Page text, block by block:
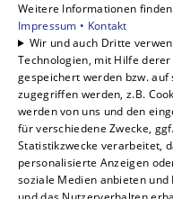
Gewerbekunden
Karriere
Unternehmen
Kontakt
Weitere Informationen
Impressum • Kontakt
Wir und auch Dritte
Technologien, mit Hilfe
gespeichert werden bzw.
zugegriffen werden, z.B.
werden von uns und den
für verschiedene Zwecke,
Statistikzwecke verarbeitet,
personalisierte Anzeigen
soziale Medien anbieten